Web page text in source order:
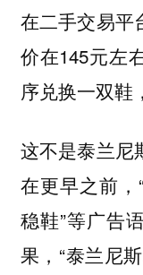
在二手交易平
价在145元左
序兑换一双鞋
这不是泰兰尼
在更早之前
稳鞋”等广告
果，“泰兰尼